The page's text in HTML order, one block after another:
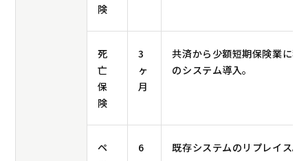
険
死
亡
保
険
3
ヶ
月
共済から少額短期保険業に移
のシステム導入。
ペ
6
既存システムのリプレイス。